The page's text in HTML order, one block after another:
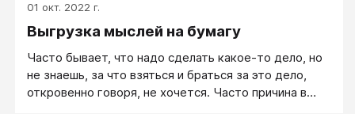
начала до конца.
01 окт. 2022 г.
Выгрузка мыслей на бумагу
Часто бывает, что надо сделать какое-то дело, но
не знаешь, за что взяться и браться за это дело,
откровенно говоря, не хочется. Часто причина в